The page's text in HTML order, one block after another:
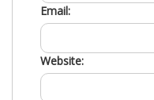
Email:
Website: